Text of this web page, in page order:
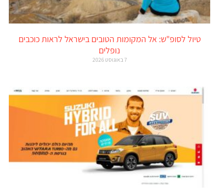
טיול לסופ"ש: אל המקומות הטובים בישראל לראות כוכבים
נופלים
7 באוגוסט 2026